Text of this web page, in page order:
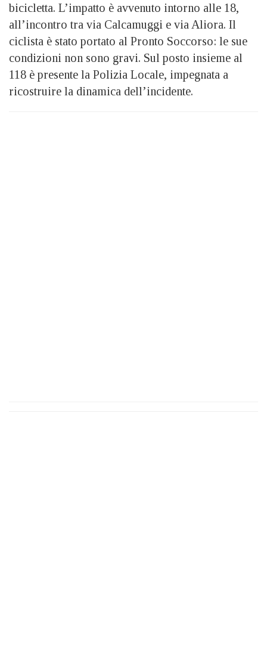
bicicletta. L’impatto è avvenuto intorno alle 18,
all’incontro tra via Calcamuggi e via Aliora. Il
ciclista è stato portato al Pronto Soccorso: le sue
condizioni non sono gravi. Sul posto insieme al
118 è presente la Polizia Locale, impegnata a
ricostruire la dinamica dell’incidente.